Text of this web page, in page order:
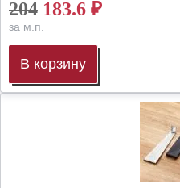
204 183.6 ₽
за м.п.
В корзину